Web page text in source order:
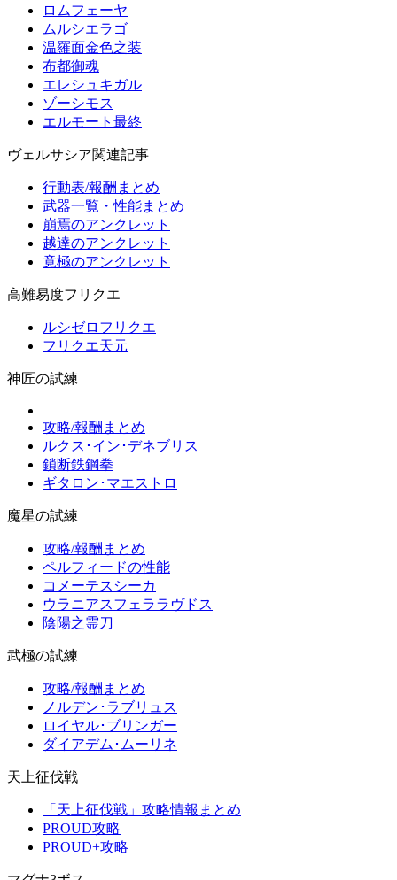
ロムフェーヤ
ムルシエラゴ
温羅面金色之装
布都御魂
エレシュキガル
ゾーシモス
エルモート最終
ヴェルサシア関連記事
行動表/報酬まとめ
武器一覧・性能まとめ
崩焉のアンクレット
越達のアンクレット
竟極のアンクレット
高難易度フリクエ
ルシゼロフリクエ
フリクエ天元
神匠の試練
攻略/報酬まとめ
ルクス･イン･デネブリス
鎖断鉄鋼拳
ギタロン･マエストロ
魔星の試練
攻略/報酬まとめ
ペルフィードの性能
コメーテスシーカ
ウラニアスフェララヴドス
陰陽之霊刀
武極の試練
攻略/報酬まとめ
ノルデン･ラブリュス
ロイヤル･ブリンガー
ダイアデム･ムーリネ
天上征伐戦
「天上征伐戦」攻略情報まとめ
PROUD攻略
PROUD+攻略